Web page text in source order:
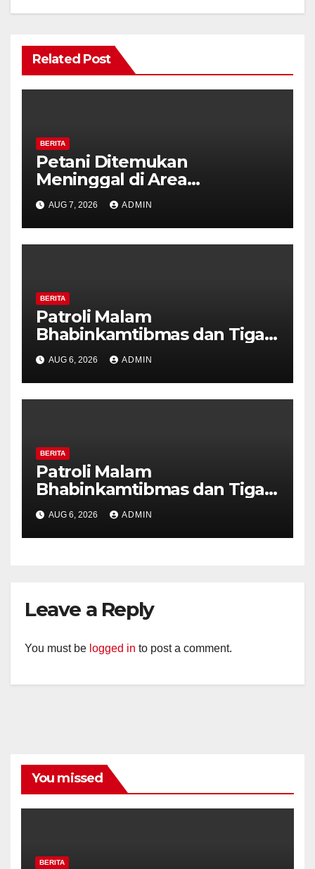
Related Post
BERITA
Petani Ditemukan
Meninggal di Area
Persawahan Kalibeji, Polisi
Pastikan Tidak Ada Tanda
Kekerasan
AUG 7, 2026 ADMIN
BERITA
Patroli Malam
Bhabinkamtibmas dan Tiga
Pilar Kelurahan Ungaran
Perkuat Kamtibmas, Warga
Diajak Aktifkan Ronda
AUG 6, 2026 ADMIN
BERITA
Patroli Malam
Bhabinkamtibmas dan Tiga
Pilar Kelurahan Ungaran
Perkuat Kamtibmas, Warga
Diajak Aktifkan Ronda
AUG 6, 2026 ADMIN
Leave a Reply
You must be logged in to post a comment.
You missed
BERITA